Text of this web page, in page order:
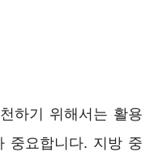
하기 위해서는 활용
중요합니다. 지방 중